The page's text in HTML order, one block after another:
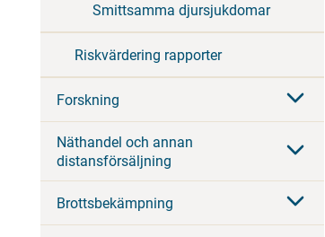
Smittsamma djursjukdomar
Riskvärdering rapporter
Forskning
Näthandel och annan
distansförsäljning
Brottsbekämpning